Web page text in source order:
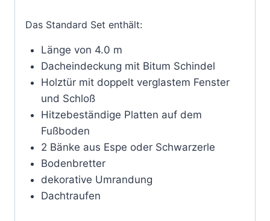
Das Standard Set enthält:
Länge von 4.0 m
Dacheindeckung mit Bitum Schindel
Holztür mit doppelt verglastem Fenster
und Schloß
Hitzebeständige Platten auf dem
Fußboden
2 Bänke aus Espe oder Schwarzerle
Bodenbretter
dekorative Umrandung
Dachtraufen